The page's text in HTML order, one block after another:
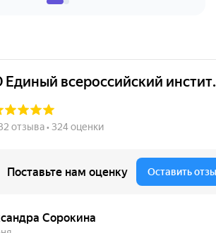
объектах